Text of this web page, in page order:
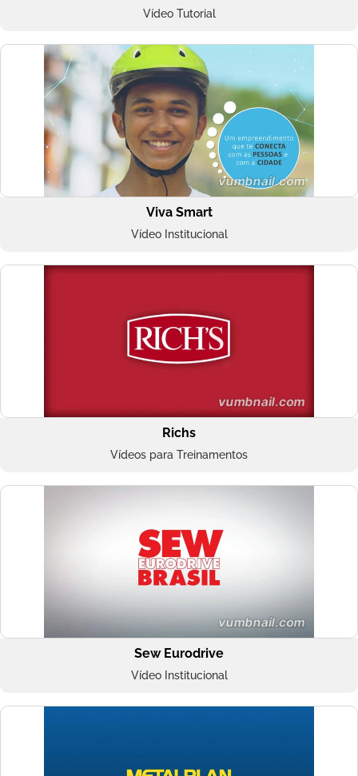
Vídeo Tutorial
Viva Smart
Vídeo Institucional
Richs
Vídeos para Treinamentos
Sew Eurodrive
Vídeo Institucional